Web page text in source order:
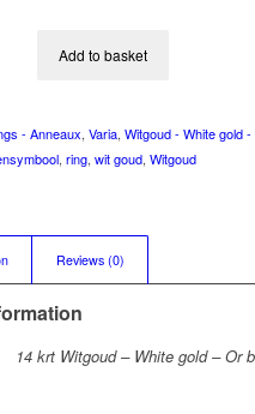
Add to basket
- Anneaux,Varia,Witgoud - White gold
,ring,wit goud,Witgoud
Reviews (0)
14 krt Witgoud – White gold – Or